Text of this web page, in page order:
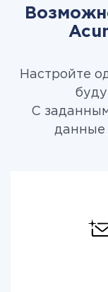
Настройте
С
данные